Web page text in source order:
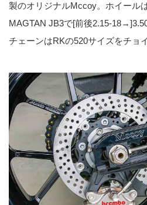
製のオリジナルMccoy。ホイール
MAGTAN JB3で[前後2.15-
チェーンはRKの520サイズをチョ